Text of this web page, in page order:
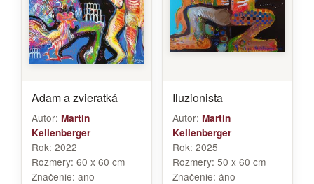
Adam a zvieratká
Autor: Martin
Kellenberger
Rok: 2022
Rozmery: 60 x 60 cm
Značenie: ano
Iluzionista
Autor: Martin
Kellenberger
Rok: 2025
Rozmery: 50 x 60 cm
Značenie: áno